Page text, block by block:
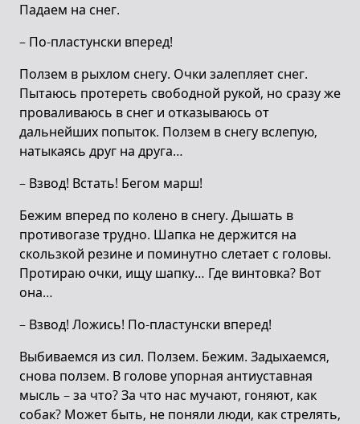
Падаем на снег.
– По-пластунски вперед!
Ползем в рыхлом снегу. Очки залепляет снег.
Пытаюсь протереть свободной рукой, но сразу же
проваливаюсь в снег и отказываюсь от
дальнейших попыток. Ползем в снегу вслепую,
натыкаясь друг на друга…
– Взвод! Встать! Бегом марш!
Бежим вперед по колено в снегу. Дышать в
противогазе трудно. Шапка не держится на
скользкой резине и поминутно слетает с головы.
Протираю очки, ищу шапку… Где винтовка? Вот
она…
– Взвод! Ложись! По-пластунски вперед!
Выбиваемся из сил. Ползем. Бежим. Задыхаемся,
снова ползем. В голове упорная антиуставная
мысль – за что? За что нас мучают, гоняют, как
собак? Может быть, не поняли люди, как стрелять,